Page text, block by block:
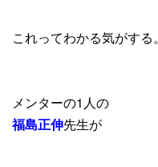
これってわかる気がする。
メンターの1人の
福島正伸先生が